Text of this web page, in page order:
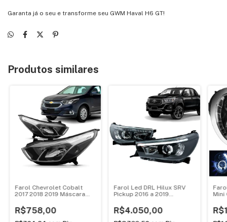
Garanta já o seu e transforme seu GWM Haval H6 GT!
Produtos similares
Farol Chevrolet Cobalt
2017 2018 2019 Máscara
R$758,00
Farol Led DRL Hilux SRV
Pickup 2016 a 2019
R$4.050,00
Mini